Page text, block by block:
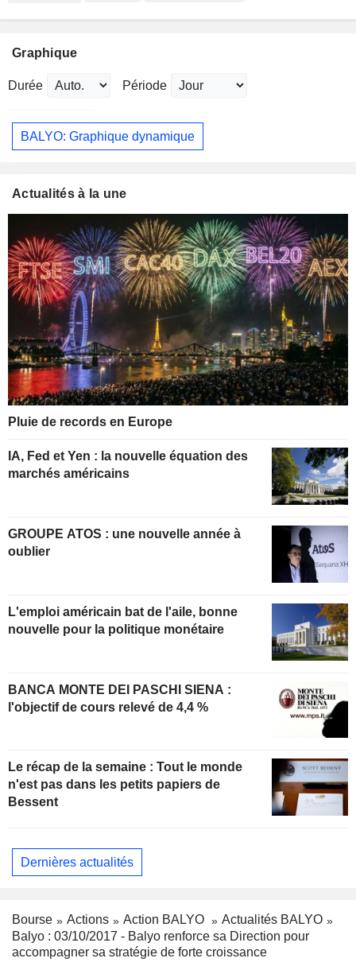
Graphique
Durée Période
BALYO: Graphique dynamique
Actualités à la une
Pluie de records en Europe
IA, Fed et Yen : la nouvelle équation des
marchés américains
GROUPE ATOS : une nouvelle année à
oublier
L'emploi américain bat de l'aile, bonne
nouvelle pour la politique monétaire
BANCA MONTE DEI PASCHI SIENA :
l'objectif de cours relevé de 4,4 %
Le récap de la semaine : Tout le monde
n'est pas dans les petits papiers de
Bessent
Dernières actualités
Bourse Actions Action BALYO
Actualités BALYO
Balyo : 03/10/2017 - Balyo renforce sa Direction pour
accompagner sa stratégie de forte croissance